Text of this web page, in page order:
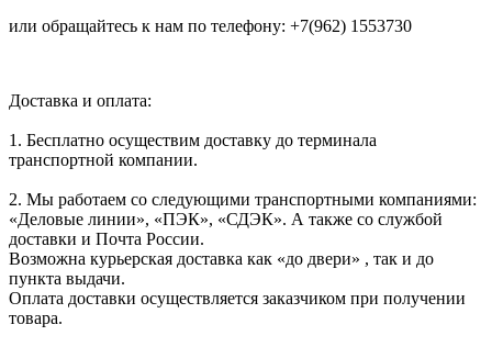
или обращайтесь к нам по телефону: +7(962) 1553730
Доставка и оплата:
1. Бесплатно осуществим доставку до терминала
транспортной компании.
2. Мы работаем со следующими транспортными компаниями:
«Деловые линии», «ПЭК», «СДЭК». А также со службой
доставки и Почта России.
Возможна курьерская доставка как «до двери» , так и до
пункта выдачи.
Оплата доставки осуществляется заказчиком при получении
товара.